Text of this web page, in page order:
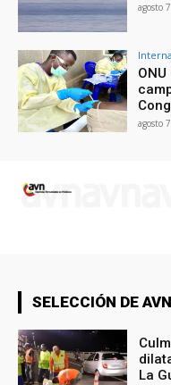
agosto
agosto
SELECCIÓN DE AVN
La